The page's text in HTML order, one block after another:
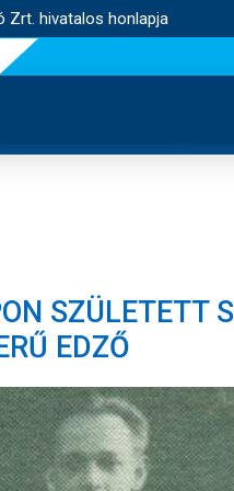
Zrt. hivatalos honlapja
SZÜLETETT
EDZŐ